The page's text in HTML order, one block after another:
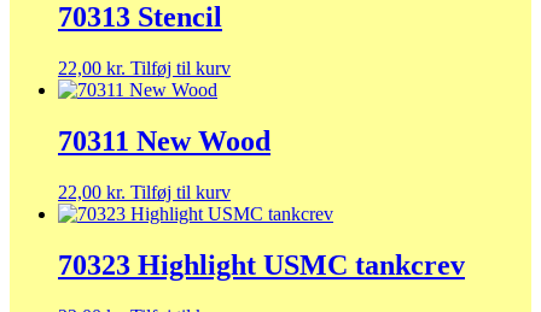
70313 Stencil
22,00 kr. Tilføj til kurv
70311 New Wood
22,00 kr. Tilføj til kurv
70323 Highlight USMC tankcrev